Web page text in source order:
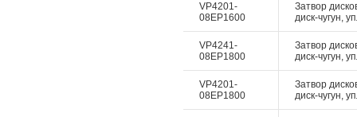
VP4201-
08EP1600
Затвор
диск-чугун,
VP4241-
08EP1800
Затвор
диск-чугун,
VP4201-
08EP1800
Затвор
диск-чугун,